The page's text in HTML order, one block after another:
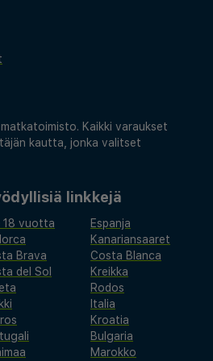
tunnelman ja
Huomaa, että ilmastokriisin
paikallisesti
vierailemassa vilkkaana
talvikuukausina, Ederlezi
kotisi Ateenassa.
Kaikki varaukset
kautta, jonka valitset
linkkejä
18 vuotta
Espanja
Kanariansaaret
Brava
Costa Blanca
del Sol
Kreikka
Rodos
Italia
Kroatia
Bulgaria
Marokko